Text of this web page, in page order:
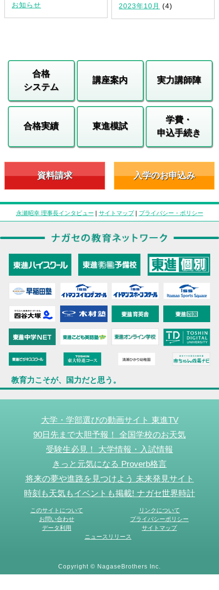
お知らせ
2023年10月 (4)
合格
システム
講座案内 実力講師陣
合格実績 東進模試
学費・
申込手続き
資料請求 入学のお申込み
永瀬昭幸 理事長インタビュー | サイトマップ| プライバシー・ポリシー
教育力こそが、国力だと思う。
大学・学部選びの動画サイト 東進TV
90日先まで大胆予報！ 全国学校のお天気
受験生必見！ 大学情報・入試情報
きっと元気になる Proverb格言
将来の夢や進路を見つけよう 未来発見サイト
時刻も天気もイベントも掲載! ナガセ世界時計
このサイトについて
リンクについて
お問い合わせ
プライバシーポリシー
データ利用
サイトマップ
ニュースリリース
Copyright © NagaseBrothers Inc.